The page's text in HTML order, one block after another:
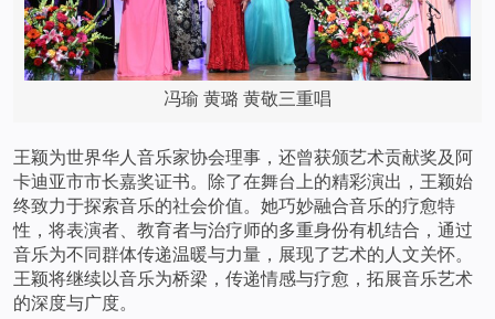
冯瑜 黄璐 黄敬三重唱
王颖为世界华人音乐家协会理事，还曾获颁艺术贡献奖及阿
卡迪亚市市长嘉奖证书。除了在舞台上的精彩演出，王颖始
终致力于探索音乐的社会价值。她巧妙融合音乐的疗愈特
性，将表演者、教育者与治疗师的多重身份有机结合，通过
音乐为不同群体传递温暖与力量，展现了艺术的人文关怀。
王颖将继续以音乐为桥梁，传递情感与疗愈，拓展音乐艺术
的深度与广度。